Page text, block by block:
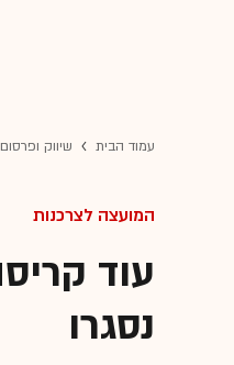
עמוד הבית שיווק ופרסום
המועצה לצרכנות
נסגרו